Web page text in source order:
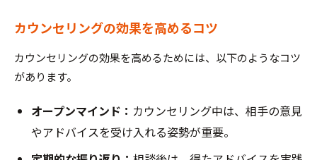
カウンセリングの効果を高めるコツ
カウンセリングの効果を高めるためには、以下のようなコツ
があります。
オープンマインド： カウンセリング中は、相手の意見
やアドバイスを受け入れる姿勢が重要。